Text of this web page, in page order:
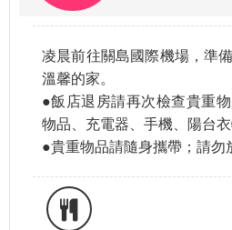
凌晨前往關島國際機場，準
溫馨的家。
●飯店退房請再次檢查貴重
物品、充電器、手機、陽台衣
●貴重物品請隨身攜帶；請勿